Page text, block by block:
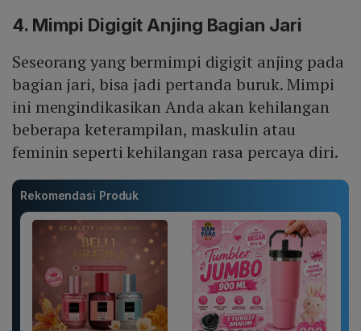
4. Mimpi Digigit Anjing Bagian Jari
Seseorang yang bermimpi digigit anjing pada
bagian jari, bisa jadi pertanda buruk. Mimpi
ini mengindikasikan Anda akan kehilangan
beberapa keterampilan, maskulin atau
feminin seperti kehilangan rasa percaya diri.
Rekomendasi Produk